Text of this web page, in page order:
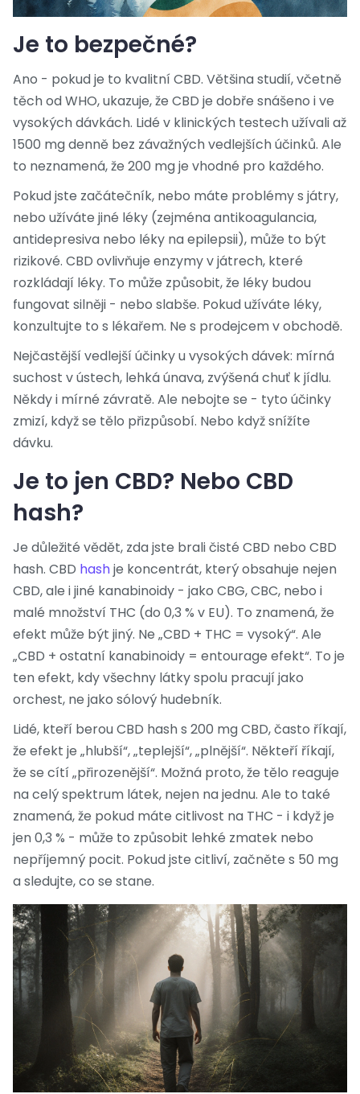
Je to bezpečné?
Ano - pokud je to kvalitní CBD. Většina studií, včetně
těch od WHO, ukazuje, že CBD je dobře snášeno i ve
vysokých dávkách. Lidé v klinických testech užívali až
1500 mg denně bez závažných vedlejších účinků. Ale
to neznamená, že 200 mg je vhodné pro každého.
Pokud jste začátečník, nebo máte problémy s játry,
nebo užíváte jiné léky (zejména antikoagulancia,
antidepresiva nebo léky na epilepsii), může to být
rizikové. CBD ovlivňuje enzymy v játrech, které
rozkládají léky. To může způsobit, že léky budou
fungovat silněji - nebo slabše. Pokud užíváte léky,
konzultujte to s lékařem. Ne s prodejcem v obchodě.
Nejčastější vedlejší účinky u vysokých dávek: mírná
suchost v ústech, lehká únava, zvýšená chuť k jídlu.
Někdy i mírné závratě. Ale nebojte se - tyto účinky
zmizí, když se tělo přizpůsobí. Nebo když snížíte
dávku.
Je to jen CBD? Nebo CBD
hash?
Je důležité vědět, zda jste brali čisté CBD nebo CBD
hash. CBD hashje koncentrát, který obsahuje nejen
CBD, ale i jiné kanabinoidy - jako CBG, CBC, nebo i
malé množství THC (do 0,3 % v EU). To znamená, že
efekt může být jiný. Ne „CBD + THC = vysoký“. Ale
„CBD + ostatní kanabinoidy = entourage efekt“. To je
ten efekt, kdy všechny látky spolu pracují jako
orchest, ne jako sólový hudebník.
Lidé, kteří berou CBD hash s 200 mg CBD, často říkají,
že efekt je „hlubší“, „teplejší“, „plnější“. Někteří říkají,
že se cítí „přirozenější“. Možná proto, že tělo reaguje
na celý spektrum látek, nejen na jednu. Ale to také
znamená, že pokud máte citlivost na THC - i když je
jen 0,3 % - může to způsobit lehké zmatek nebo
nepříjemný pocit. Pokud jste citliví, začněte s 50 mg
a sledujte, co se stane.